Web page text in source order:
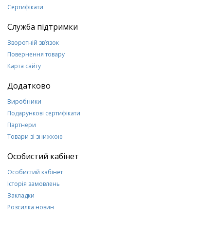
Сертифікати
Служба підтримки
Зворотній зв’язок
Повернення товару
Карта сайту
Додатково
Виробники
Подарункові сертифікати
Партнери
Товари зі знижкою
Особистий кабінет
Особистий кабінет
Історія замовлень
Закладки
Розсилка новин